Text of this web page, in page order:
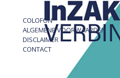
COLOFON
ALGEMENE VOORWAARDEN
DISCLAIMER
CONTACT